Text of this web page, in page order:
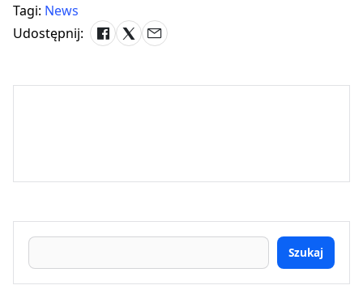
Tagi: News
Udostępnij:
Szukaj